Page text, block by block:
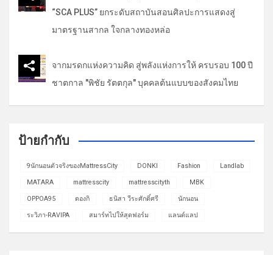
“SCA PLUS” ยกระดับสถาบันสอนศิลปะการแสดงสู่
มาตรฐานสากล ใจกลางทองหล่อ
จากมรดกแห่งความคิด สู่พลังแห่งการให้ ครบรอบ 100 ปี
ชาตกาล "พิชัย รัตตกุล" บุคคลต้นแบบของสังคมไทย
ป้ายกำกับ
9นักนอนตัวจริงของMattressCity DONKI Fashion Landlab
MATARA mattresscity mattresscityth MBK
OPPOA95 ดองกิ ธนิสา วีระศักดิ์ศรี นักนอน
ระวิภา-RAVIPA สมาร์ทไปให้สุดฟอร์ม แลนด์แลป